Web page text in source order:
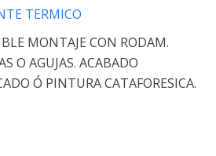
TERMICO
MONTAJE CON RODAM.
O AGUJAS. ACABADO
Ó PINTURA CATAFORESICA.